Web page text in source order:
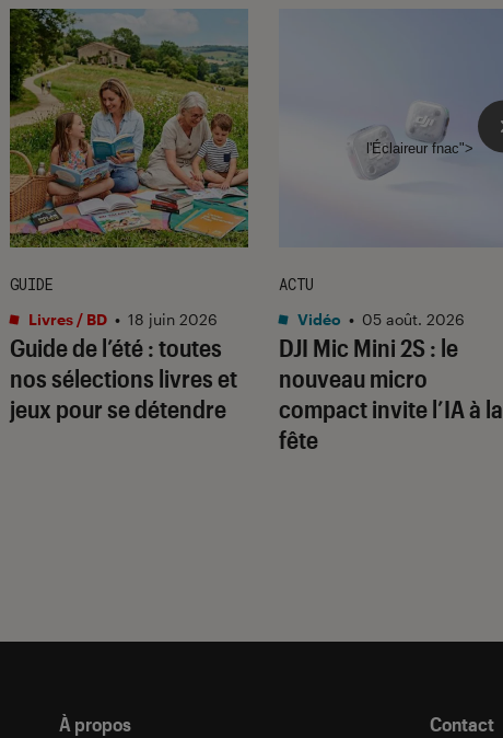
Guide de l’été : toutes
nos sélections livres et
jeux pour se détendre
GUIDE
Livres / BD • 18 juin 2026
DJI Mic Mini 2S : le
nouveau micro
compact invite l’IA à la
fête
ACTU
Vidéo • 05 août. 2026
l'Éclaireur fnac">
À propos Contact